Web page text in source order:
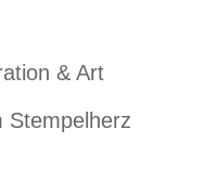
& Art
Stempelherz